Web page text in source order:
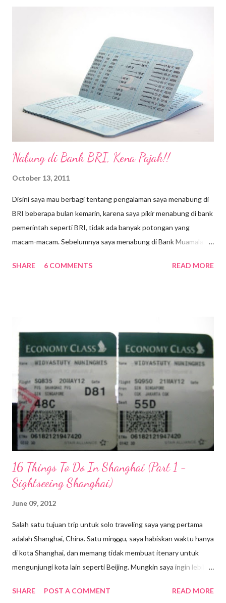
berlokasi di Menara BCA(tepat di depan jalan utama Grand
Indonesia), tapi berada di Grand Indonesia Westmall Lantai LG.
Sayangnya, saya tidak bisa melakukan pembukaan rekening baru,
karena kartu identitas saya beralamatkan di Depok. Layanan
pembukaan rekening baru pada saat weekend hanya melayani
pembukaan rekening dengan kartu identitas...
Nabung di Bank BRI, Kena Pajak!!
October 13, 2011
Disini saya mau berbagi tentang pengalaman saya menabung di
BRI beberapa bulan kemarin, karena saya pikir menabung di bank
pemerintah seperti BRI, tidak ada banyak potongan yang
macam-macam. Sebelumnya saya menabung di Bank Muamalat
memberikan potongan kepada nasabah kecuali untuk biaya
600ribu. Masih di bulan yang sama,saya mentransfer setoran ke
rekening BRI sebesar Rp XX.000.000,- (maaf off the record).
Pada bulan berikutnya, saya mendapatkan bunga bank sebesar
Rp 28.036,-. Dan saya cukup kaget ketika saya mengetahui
tabungan saya dikenakan pajak yang tidak ada ketentuannya
berapa persen. Yang terpotong saat itu pajaknya Rp 5.607,-
belum lagi potongan administrasi sebesar Rp 10ribu....
SHARE 6 COMMENTS READ MORE
16 Things To Do In Shanghai (Part 1 -
Sightseeing Shanghai)
June 09, 2012
Salah satu tujuan trip untuk solo traveling saya yang pertama
adalah Shanghai, China. Satu minggu, saya habiskan waktu hanya
di kota Shanghai, dan memang tidak membuat itenary untuk
mengunjungi kota lain seperti Beijing. Mungkin saya ingin lebih
China. Untuk penerbangan ke China, saya menggunakan
SHARE POST A COMMENT READ MORE